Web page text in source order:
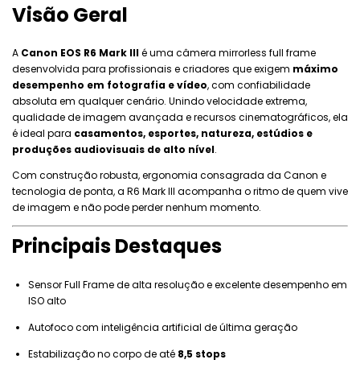
Visão Geral
A Canon EOS R6 Mark IIIé uma câmera mirrorless full frame
desenvolvida para profissionais e criadores que exigem máximo
desempenho em fotografia e vídeo, com confiabilidade
absoluta em qualquer cenário. Unindo velocidade extrema,
qualidade de imagem avançada e recursos cinematográficos, ela
é ideal para casamentos, esportes, natureza, estúdios e
produções audiovisuais de alto nível.
Com construção robusta, ergonomia consagrada da Canon e
tecnologia de ponta, a R6 Mark III acompanha o ritmo de quem vive
de imagem e não pode perder nenhum momento.
Principais Destaques
Sensor Full Frame de alta resolução e excelente desempenho em
ISO alto
Autofoco com inteligência artificial de última geração
Estabilização no corpo de até 8,5 stops